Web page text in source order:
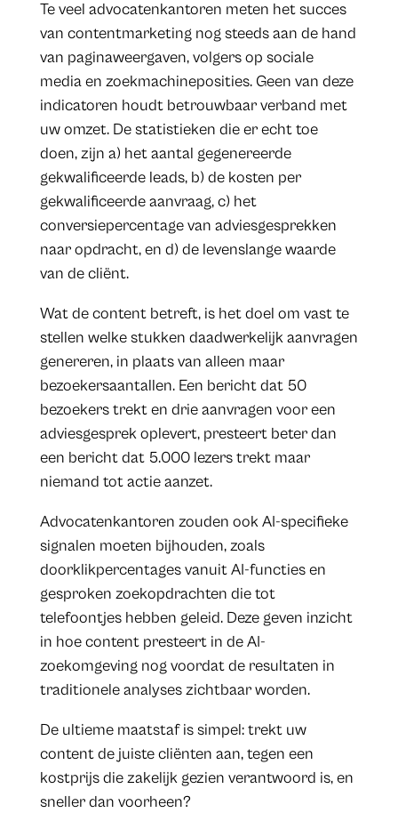
Te veel advocatenkantoren meten het succes
van contentmarketing nog steeds aan de hand
van paginaweergaven, volgers op sociale
media en zoekmachineposities. Geen van deze
indicatoren houdt betrouwbaar verband met
uw omzet. De statistieken die er echt toe
doen, zijn a) het aantal gegenereerde
gekwalificeerde leads, b) de kosten per
gekwalificeerde aanvraag, c) het
conversiepercentage van adviesgesprekken
naar opdracht, en d) de levenslange waarde
van de cliënt.
Wat de content betreft, is het doel om vast te
stellen welke stukken daadwerkelijk aanvragen
genereren, in plaats van alleen maar
bezoekersaantallen. Een bericht dat 50
bezoekers trekt en drie aanvragen voor een
adviesgesprek oplevert, presteert beter dan
een bericht dat 5.000 lezers trekt maar
niemand tot actie aanzet.
Advocatenkantoren zouden ook AI-specifieke
signalen moeten bijhouden, zoals
doorklikpercentages vanuit AI-functies en
gesproken zoekopdrachten die tot
telefoontjes hebben geleid. Deze geven inzicht
in hoe content presteert in de AI-
zoekomgeving nog voordat de resultaten in
traditionele analyses zichtbaar worden.
De ultieme maatstaf is simpel: trekt uw
content de juiste cliënten aan, tegen een
kostprijs die zakelijk gezien verantwoord is, en
sneller dan voorheen?